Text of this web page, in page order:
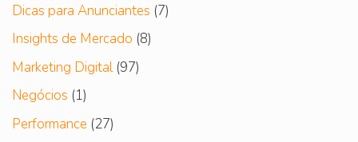
Dicas para Anunciantes (7)
Insights de Mercado (8)
Marketing Digital(97)
Negócios (1)
Performance (27)